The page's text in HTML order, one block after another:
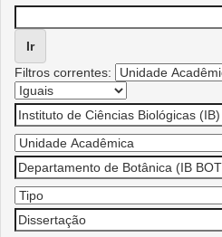
Filtros correntes: